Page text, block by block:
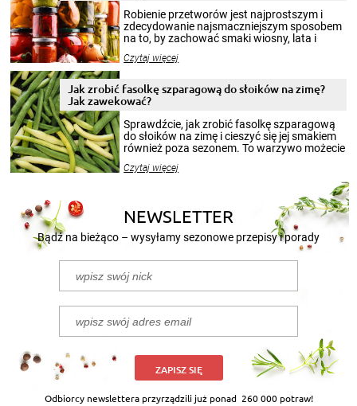
Robienie przetworów jest najprostszym i
zdecydowanie najsmaczniejszym sposobem
na to, by zachować smaki wiosny, lata i
krajobrazów, by cieszyć nimi oko w sezonie
pełni poczuć atmosferę cieplejszych
miesięcy. Przygotowanie słoików ze
patenty, które pozwolą zachować świeżość
przetworów.
Czytaj więcej
Jak zrobić fasolkę szparagową do słoików na zimę?
Jak zawekować?
Sprawdźcie, jak zrobić fasolkę szparagową
do słoików na zimę i cieszyć się jej smakiem
również poza sezonem. To warzywo możecie
nasze propozycje!
Czytaj więcej
NEWSLETTER
Bądź na bieżąco – wysyłamy sezonowe przepisy i porady
ZAPISZ SIĘ
Odbiorcy newslettera przyrządzili już ponad 260 000 potraw!